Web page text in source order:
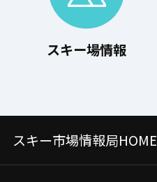
スキー場情報
スキー市場情報局HOME